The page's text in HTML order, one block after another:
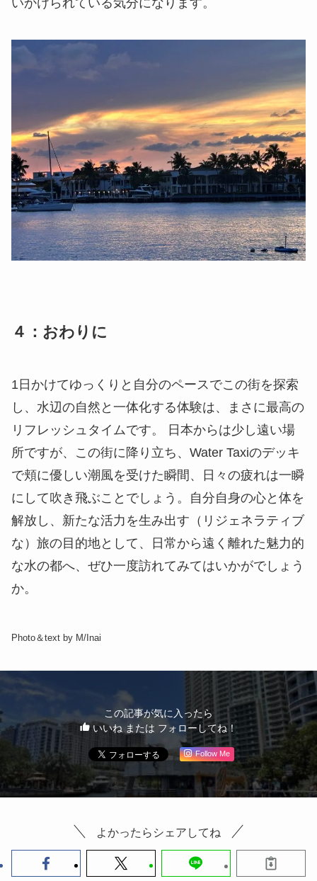
いかけられている気分になります。
４：おわりに
1日かけてゆっくりと自分のペースでこの街を探索
し、水辺の自然と一体化する体験は、まさに最高の
リフレッシュタイムです。 日本からは少し遠い場
所ですが、この街に降り立ち、Water Taxiのデッキ
で頬に優しい潮風を受けた瞬間、日々の疲れは一瞬
にして吹き飛ぶことでしょう。自分自身の心と体を
解放し、新たな活力を生み出す（リジェネラティブ
な）旅の目的地として、日常から遠く離れた魅力的
な水の都へ、ぜひ一度訪れてみてはいかがでしょう
か。
Photo＆text by M/Inai
この記事が気に入ったら
いいね または フォローしてね！
Follow Me
よかったらシェアしてね